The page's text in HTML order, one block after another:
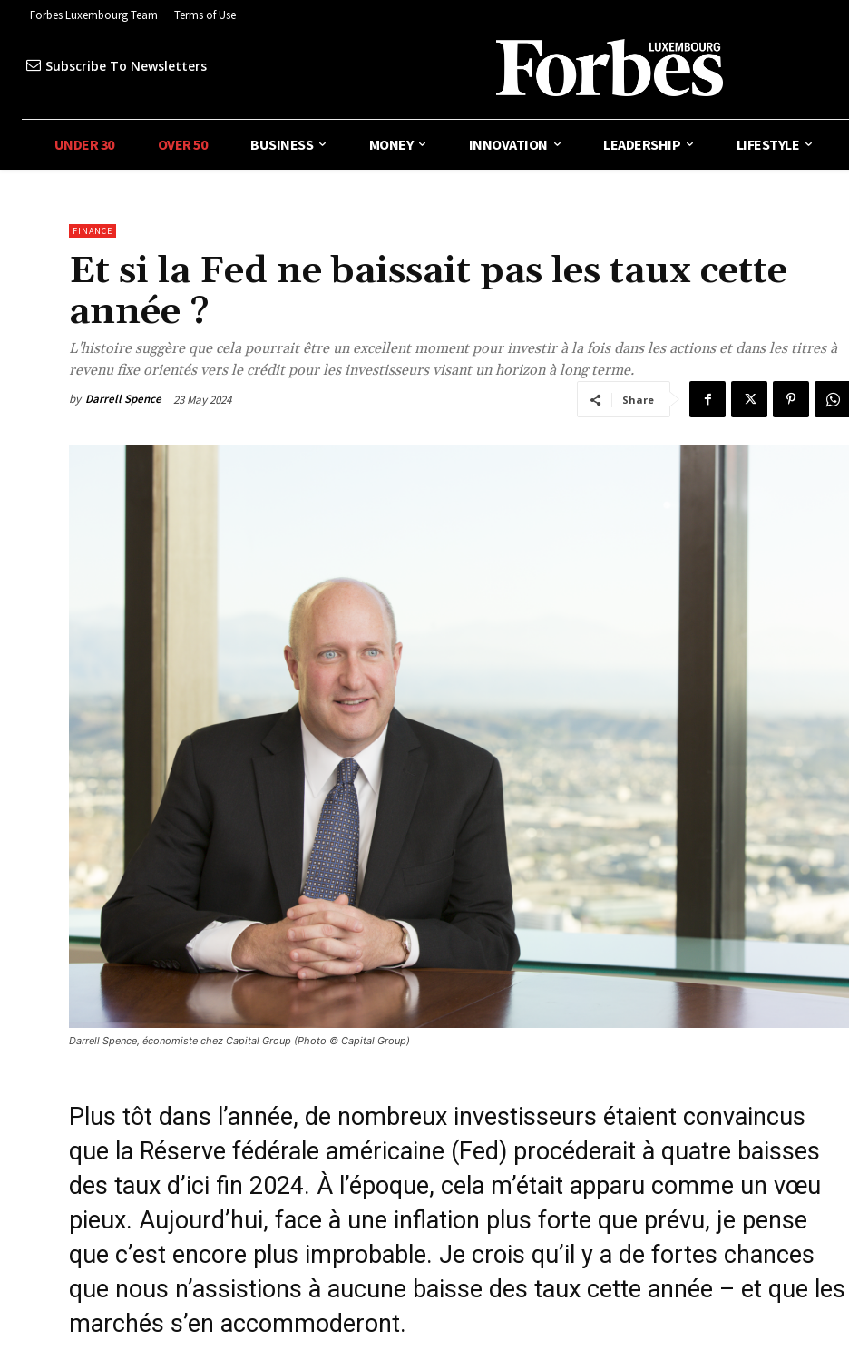
Forbes Luxembourg Team Terms of Use
Subscribe To Newsletters
UNDER 30 OVER 50 BUSINESS MONEY INNOVATION LEADERSHIP LIFESTYLE
FINANCE
Et si la Fed ne baissait pas les taux cette
année ?
L'histoire suggère que cela pourrait être un excellent moment pour investir à la fois dans les actions et dans les titres à
revenu fixe orientés vers le crédit pour les investisseurs visant un horizon à long terme.
by Darrell Spence 23 May 2024 Share
Darrell Spence, économiste chez Capital Group (Photo © Capital Group)
Plus tôt dans l’année, de nombreux investisseurs étaient convaincus
que la Réserve fédérale américaine (Fed) procéderait à quatre baisses
des taux d’ici fin 2024. À l’époque, cela m’était apparu comme un vœu
pieux. Aujourd’hui, face à une inflation plus forte que prévu, je pense
que c’est encore plus improbable. Je crois qu’il y a de fortes chances
que nous n’assistions à aucune baisse des taux cette année – et que les
marchés s’en accommoderont.